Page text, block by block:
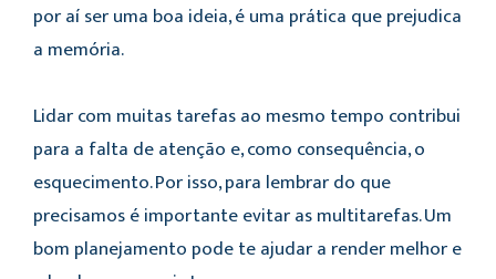
por aí ser uma boa ideia, é uma prática que prejudica
a memória.
Lidar com muitas tarefas ao mesmo tempo contribui
para a falta de atenção e, como consequência, o
esquecimento. Por isso, para lembrar do que
precisamos é importante evitar as multitarefas. Um
bom planejamento pode te ajudar a render melhor e